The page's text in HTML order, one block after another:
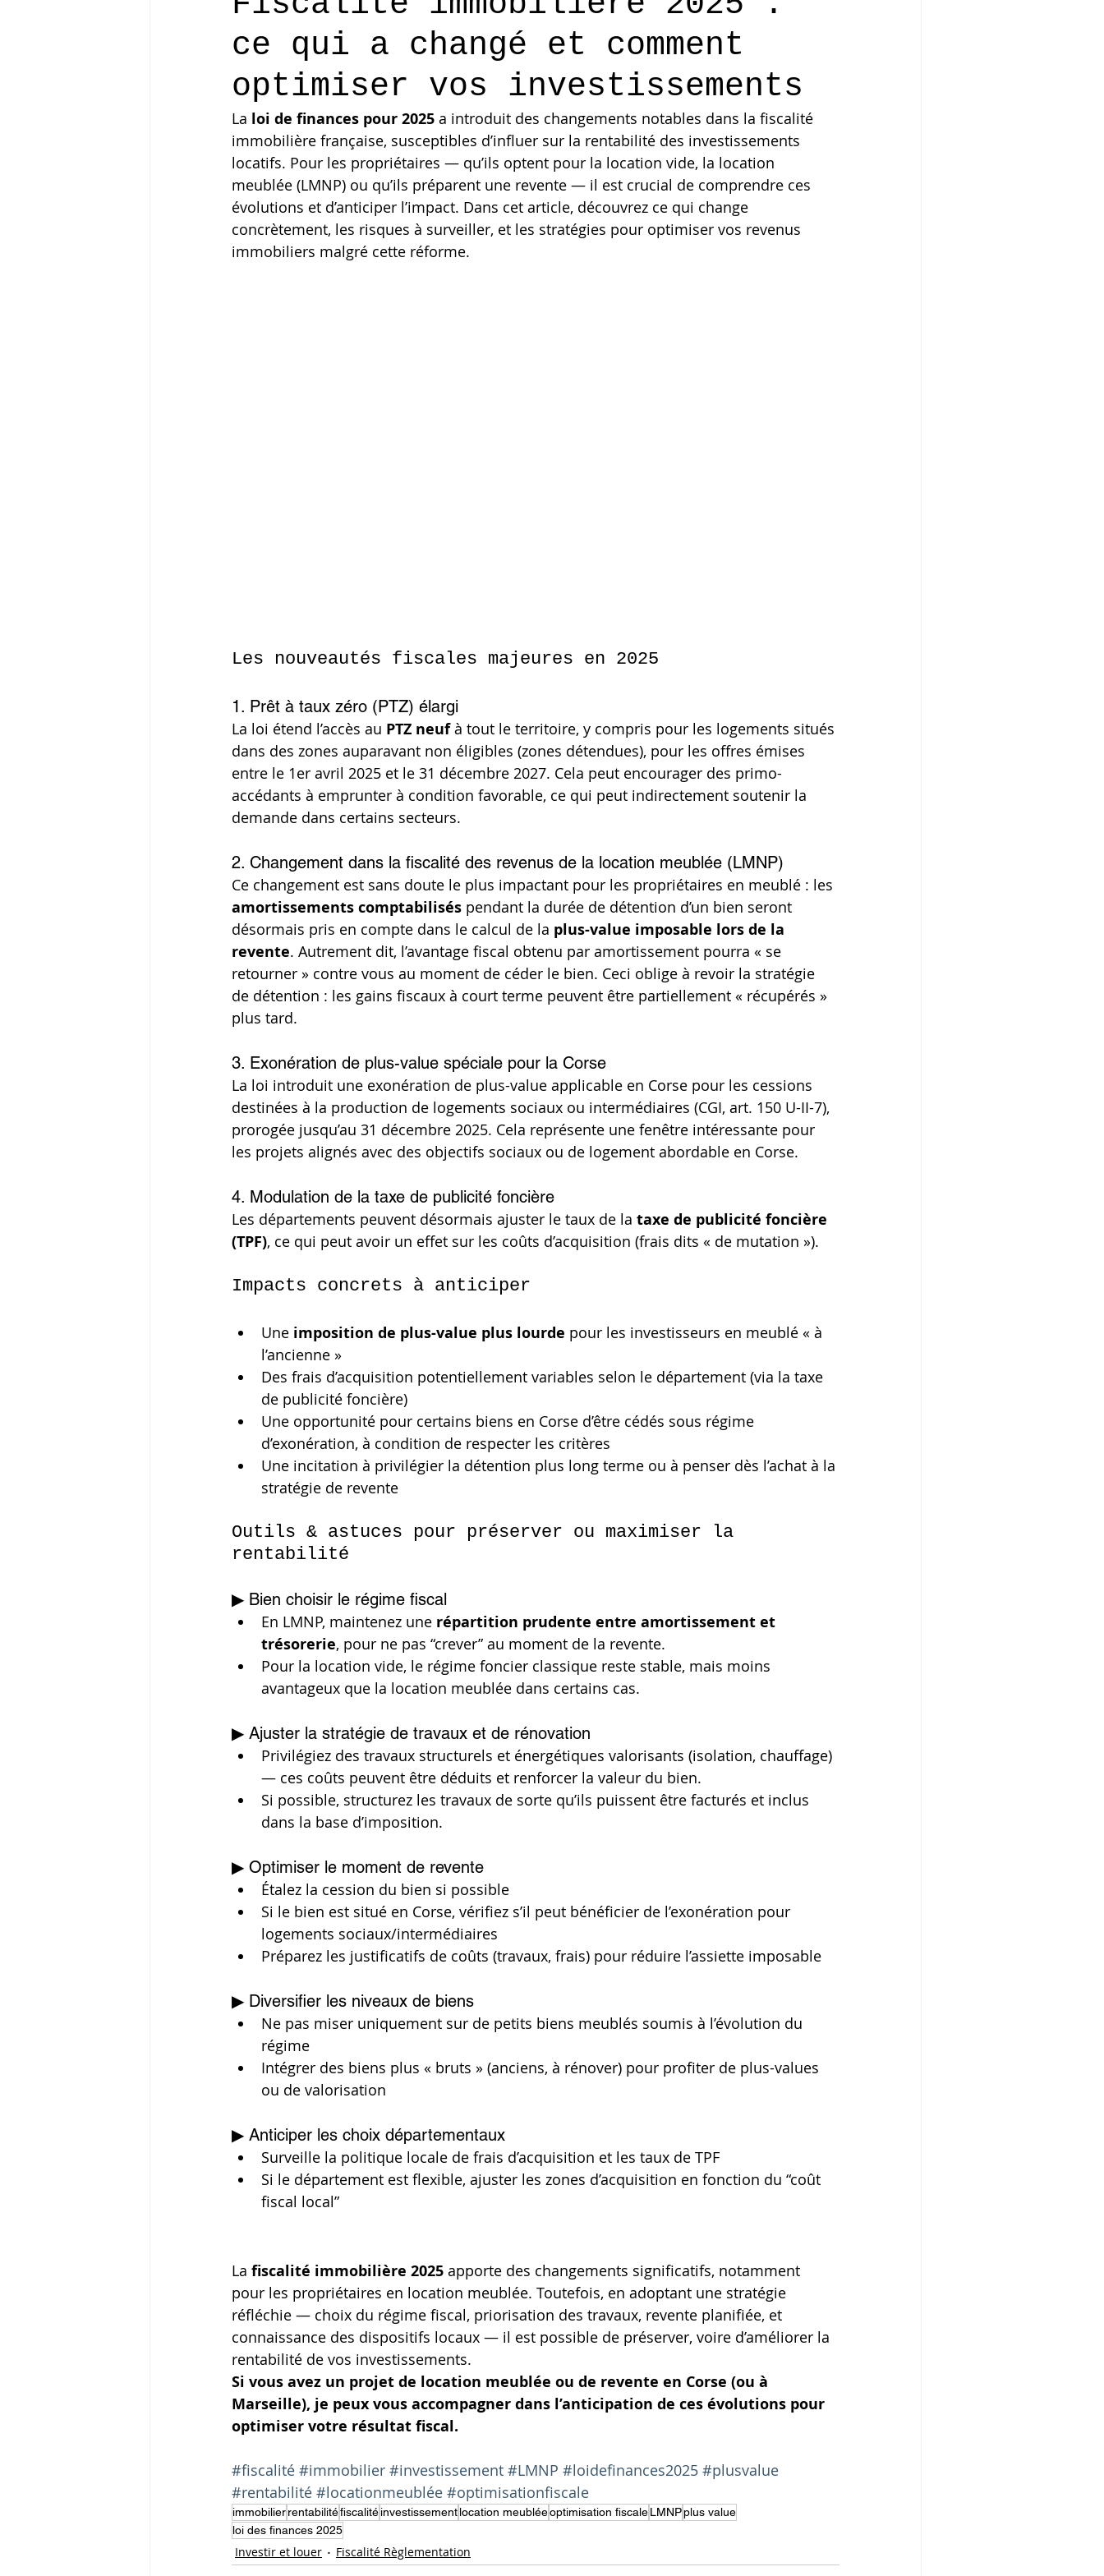
ce qui a changé et comment
optimiser vos investissements
La loi de finances pour 2025 a introduit des changements notables dans la fiscalité
immobilière française, susceptibles d’influer sur la rentabilité des investissements
locatifs. Pour les propriétaires — qu’ils optent pour la location vide, la location
meublée (LMNP) ou qu’ils préparent une revente — il est crucial de comprendre ces
évolutions et d’anticiper l’impact. Dans cet article, découvrez ce qui change
concrètement, les risques à surveiller, et les stratégies pour optimiser vos revenus
immobiliers malgré cette réforme.
Les nouveautés fiscales majeures en 2025
1. Prêt à taux zéro (PTZ) élargi
La loi étend l’accès au PTZ neuf à tout le territoire, y compris pour les logements situés
dans des zones auparavant non éligibles (zones détendues), pour les offres émises
entre le 1er avril 2025 et le 31 décembre 2027. Cela peut encourager des primo-
accédants à emprunter à condition favorable, ce qui peut indirectement soutenir la
demande dans certains secteurs.
2. Changement dans la fiscalité des revenus de la location meublée (LMNP)
Ce changement est sans doute le plus impactant pour les propriétaires en meublé : les
amortissements comptabilisés pendant la durée de détention d’un bien seront
désormais pris en compte dans le calcul de la plus-value imposable lors de la
revente. Autrement dit, l’avantage fiscal obtenu par amortissement pourra « se
retourner » contre vous au moment de céder le bien. Ceci oblige à revoir la stratégie
de détention : les gains fiscaux à court terme peuvent être partiellement « récupérés »
plus tard.
3. Exonération de plus-value spéciale pour la Corse
La loi introduit une exonération de plus-value applicable en Corse pour les cessions
destinées à la production de logements sociaux ou intermédiaires (CGI, art. 150 U-II-7),
prorogée jusqu’au 31 décembre 2025. Cela représente une fenêtre intéressante pour
les projets alignés avec des objectifs sociaux ou de logement abordable en Corse.
4. Modulation de la taxe de publicité foncière
Les départements peuvent désormais ajuster le taux de la taxe de publicité foncière
(TPF), ce qui peut avoir un effet sur les coûts d’acquisition (frais dits « de mutation »).
Impacts concrets à anticiper
Une imposition de plus-value plus lourde pour les investisseurs en meublé « à
l’ancienne »
Des frais d’acquisition potentiellement variables selon le département (via la taxe
de publicité foncière)
Une opportunité pour certains biens en Corse d’être cédés sous régime
d’exonération, à condition de respecter les critères
Une incitation à privilégier la détention plus long terme ou à penser dès l’achat à la
stratégie de revente
Outils & astuces pour préserver ou maximiser la
rentabilité
▶ Bien choisir le régime fiscal
En LMNP, maintenez une répartition prudente entre amortissement et
trésorerie, pour ne pas “crever” au moment de la revente.
Pour la location vide, le régime foncier classique reste stable, mais moins
avantageux que la location meublée dans certains cas.
▶ Ajuster la stratégie de travaux et de rénovation
Privilégiez des travaux structurels et énergétiques valorisants (isolation, chauffage)
— ces coûts peuvent être déduits et renforcer la valeur du bien.
Si possible, structurez les travaux de sorte qu’ils puissent être facturés et inclus
dans la base d’imposition.
▶ Optimiser le moment de revente
Étalez la cession du bien si possible
Si le bien est situé en Corse, vérifiez s’il peut bénéficier de l’exonération pour
logements sociaux/intermédiaires
Préparez les justificatifs de coûts (travaux, frais) pour réduire l’assiette imposable
▶ Diversifier les niveaux de biens
Ne pas miser uniquement sur de petits biens meublés soumis à l’évolution du
régime
Intégrer des biens plus « bruts » (anciens, à rénover) pour profiter de plus-values
ou de valorisation
▶ Anticiper les choix départementaux
Surveille la politique locale de frais d’acquisition et les taux de TPF
Si le département est flexible, ajuster les zones d’acquisition en fonction du “coût
fiscal local”
La fiscalité immobilière 2025 apporte des changements significatifs, notamment
pour les propriétaires en location meublée. Toutefois, en adoptant une stratégie
réfléchie — choix du régime fiscal, priorisation des travaux, revente planifiée, et
connaissance des dispositifs locaux — il est possible de préserver, voire d’améliorer la
rentabilité de vos investissements.
Si vous avez un projet de location meublée ou de revente en Corse (ou à
Marseille), je peux vous accompagner dans l’anticipation de ces évolutions pour
optimiser votre résultat fiscal.
#fiscalité #immobilier #investissement #LMNP #loidefinances2025 #plusvalue
#rentabilité #locationmeublée #optimisationfiscale
immobilierrentabilitéfiscalitéinvestissementlocation meubléeoptimisation fiscaleLMNPplus value
loi des finances 2025
Investir et louer Fiscalité Règlementation